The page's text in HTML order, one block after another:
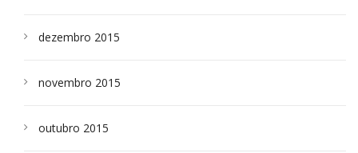
dezembro 2015
novembro 2015
outubro 2015